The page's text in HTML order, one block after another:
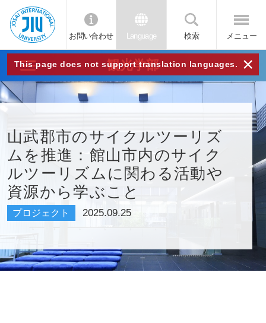
JIU
城西
国際
大学
お問い合わせ Language 検索 メニュー
This page does not support translation languages. ×
観光学部
山武郡市のサイクルツーリズ
ムを推進：館山市内のサイク
ルツーリズムに関わる活動や
資源から学ぶこと
プロジェクト 2025.09.25